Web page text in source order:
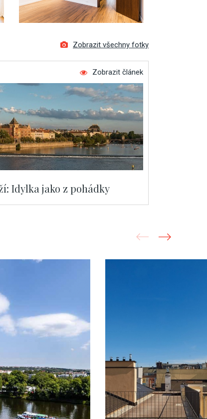
Zobrazit všechny fotky
Zobrazit článek
Idylka jako z pohádky